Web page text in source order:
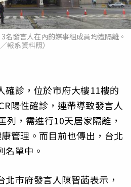
名發言人在內的媒事組成員均遭隔離。
／報系資料照）
確診，位於市府大樓11樓的
陽性確診，連帶導致發言人
列，需進行10天居家隔離，
管理。而目前也傳出，台北
名單中。
市府發言人陳智菡表示，